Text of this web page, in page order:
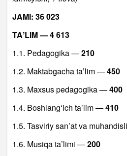
JAMI: 36 023
TAʼLIM — 4 613
1.1. Pedagogika —210
1.2. Maktabgacha taʼlim —450
1.3. Maxsus pedagogika —400
1.4. Boshlangʻich taʼlim —410
1.5. Tasviriy sanʼat va
1.6. Musiqa taʼlimi —200